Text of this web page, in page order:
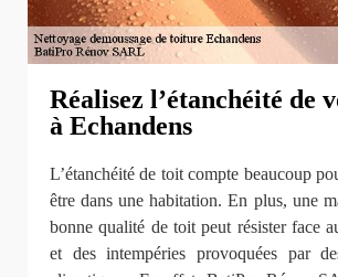
Réalisez l’étanchéité de
à Echandens
L’étanchéité de toit compte beaucoup
être dans une habitation. En plus, une
bonne qualité de toit peut résister face
et des intempéries provoquées par